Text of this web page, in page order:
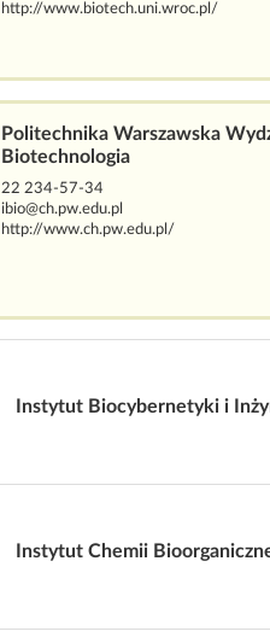
http://www.biotech.uni.wroc.pl/
Politechnika Warszawska
Biotechnologia
22 234-57-34
ibio@ch.pw.edu.pl
http://www.ch.pw.edu.pl/
Instytut Biocybernetyki i
Instytut Chemii